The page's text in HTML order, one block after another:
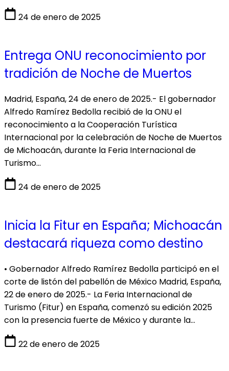
24 de enero de 2025
Entrega ONU reconocimiento por
tradición de Noche de Muertos
Madrid, España, 24 de enero de 2025.- El gobernador
Alfredo Ramírez Bedolla recibió de la ONU el
reconocimiento a la Cooperación Turística
Internacional por la celebración de Noche de Muertos
de Michoacán, durante la Feria Internacional de
Turismo…
24 de enero de 2025
Inicia la Fitur en España; Michoacán
destacará riqueza como destino
• Gobernador Alfredo Ramírez Bedolla participó en el
corte de listón del pabellón de México Madrid, España,
22 de enero de 2025.- La Feria Internacional de
Turismo (Fitur) en España, comenzó su edición 2025
con la presencia fuerte de México y durante la…
22 de enero de 2025